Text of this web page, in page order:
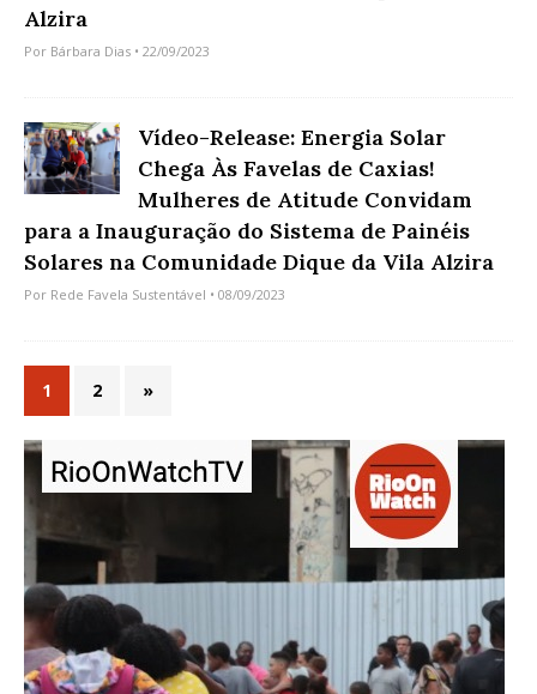
Alzira
Por Bárbara Dias • 22/09/2023
Vídeo-Release: Energia Solar
Chega Às Favelas de Caxias!
Mulheres de Atitude Convidam
para a Inauguração do Sistema de Painéis
Solares na Comunidade Dique da Vila Alzira
Por Rede Favela Sustentável • 08/09/2023
1 2 »